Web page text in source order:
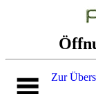
Zur